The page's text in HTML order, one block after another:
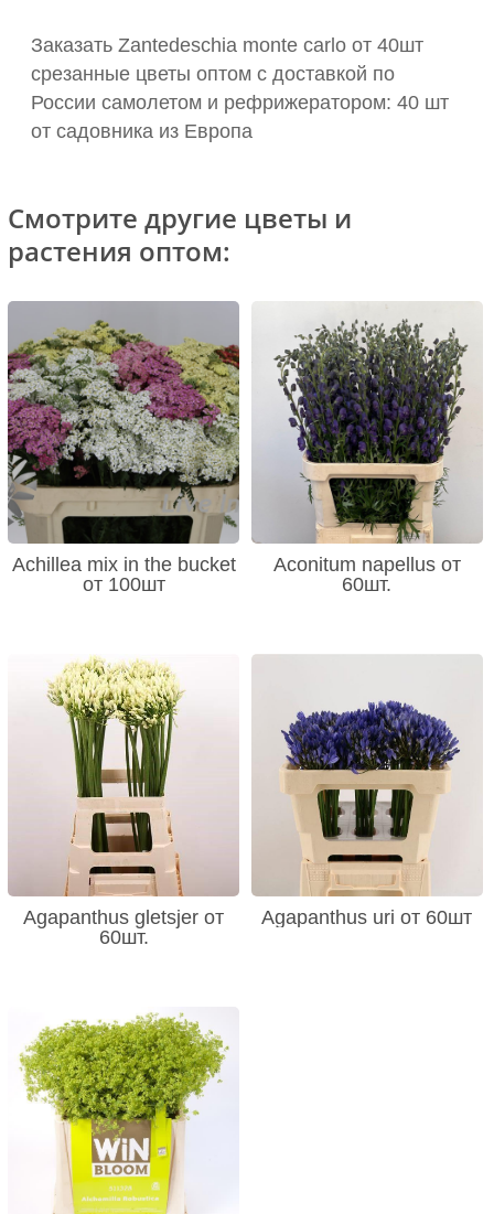
Заказать Zantedeschia monte carlo от 40шт
срезанные цветы оптом с доставкой по
России самолетом и рефрижератором: 40 шт
от садовника из Европа
Смотрите другие цветы и
растения оптом:
Achillea mix in the bucket
от 100шт
Aconitum napellus от
60шт.
Agapanthus gletsjer от
60шт.
Agapanthus uri от 60шт